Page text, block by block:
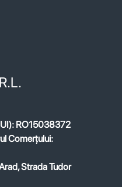
RO15038372
Comerțului:
Strada Tudor